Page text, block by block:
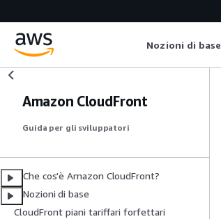
Nozioni di base
Amazon CloudFront
Guida per gli sviluppatori
Che cos'è Amazon CloudFront?
Nozioni di base
CloudFront piani tariffari forfettari